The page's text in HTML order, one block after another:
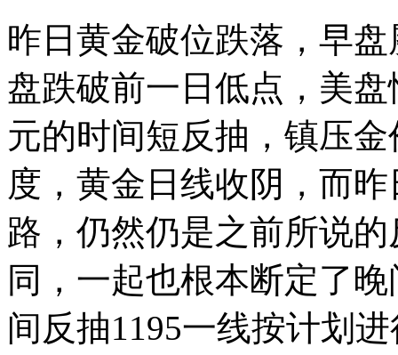
昨日黄金破位跌落，早
盘跌破前一日低点，美
元的时间短反抽，镇压
度，黄金日线收阴，而
路，仍然仍是之前所说
同，一起也根本断定了
间反抽1195一线按计划